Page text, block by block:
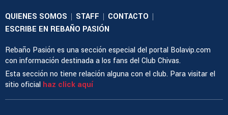
QUIENES SOMOS | STAFF | CONTACTO |
ESCRIBE EN REBAÑO PASIÓN
Rebaño Pasión es una sección especial del portal Bolavip.com
con información destinada a los fans del Club Chivas.
Esta sección no tiene relación alguna con el club. Para visitar el
sitio oficial haz click aquí